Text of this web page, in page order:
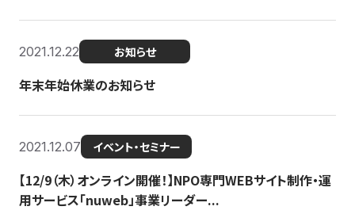
2021.12.22 お知らせ
年末年始休業のお知らせ
2021.12.07 イベント・セミナー
【12/9（木）オンライン開催！】NPO専門WEBサイト制作・運
用サービス「nuweb」事業リーダー...